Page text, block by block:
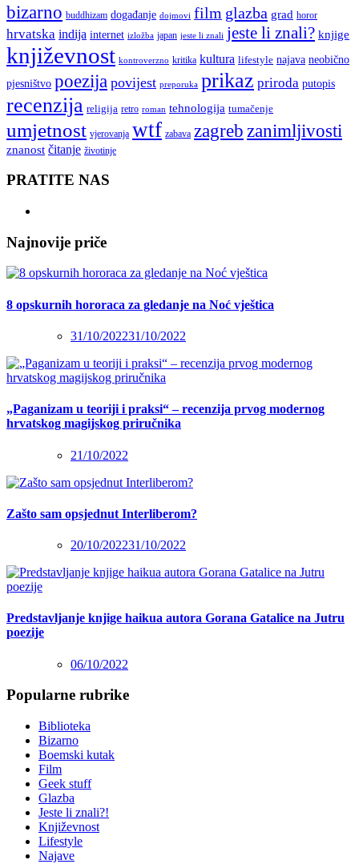
bizarno buddhizam događanje dojmovi film glazba grad horor
hrvatska indija internet izložba japan jeste li znali jeste li znali? knjige
književnost kontroverzno kritika kultura lifestyle najava neobično
pjesništvo poezija povijest preporuka prikaz priroda putopis
recenzija religija retro roman tehnologija tumačenje
umjetnost vjerovanja wtf zabava zagreb zanimljivosti
znanost čitanje životinje
PRATITE NAS
Najnovije priče
8 opskurnih hororaca za gledanje na Noć vještica
31/10/202231/10/2022
„Paganizam u teoriji i praksi“ – recenzija prvog modernog
hrvatskog magijskog priručnika
21/10/2022
Zašto sam opsjednut Interliberom?
20/10/202231/10/2022
Predstavljanje knjige haikua autora Gorana Gatalice na Jutru
poezije
06/10/2022
Popularne rubrike
Biblioteka
Bizarno
Boemski kutak
Film
Geek stuff
Glazba
Jeste li znali?!
Književnost
Lifestyle
Najave